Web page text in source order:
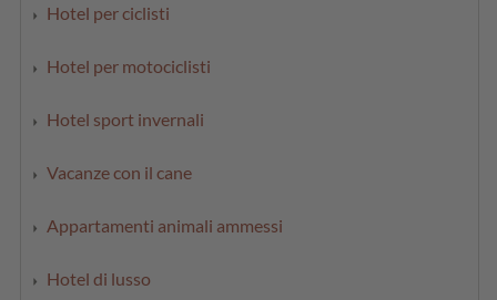
Hotel per ciclisti
Hotel per motociclisti
Hotel sport invernali
Vacanze con il cane
Appartamenti animali ammessi
Hotel di lusso